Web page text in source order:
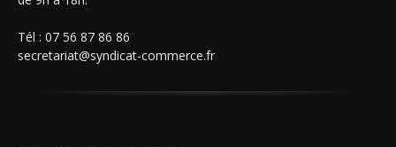
Tél : 07 56 87 86 86
secretariat@syndicat-commerce.fr